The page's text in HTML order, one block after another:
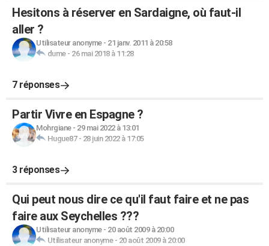
Hesitons à réserver en Sardaigne, où faut-il
aller ?
Utilisateur anonyme- 21 janv. 2011 à 20:58
dume- 26 mai 2018 à 11:28
7 réponses
Partir Vivre en Espagne ?
Mohrgiane- 29 mai 2022 à 13:01
Hugue87- 28 juin 2022 à 17:05
3 réponses
Qui peut nous dire ce qu'il faut faire et ne pas
faire aux Seychelles ???
Utilisateur anonyme- 20 août 2009 à 20:00
Utilisateur anonyme- 20 août 2009 à 20:00